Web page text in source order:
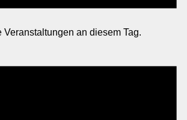
Veranstaltungen an diesem Tag.